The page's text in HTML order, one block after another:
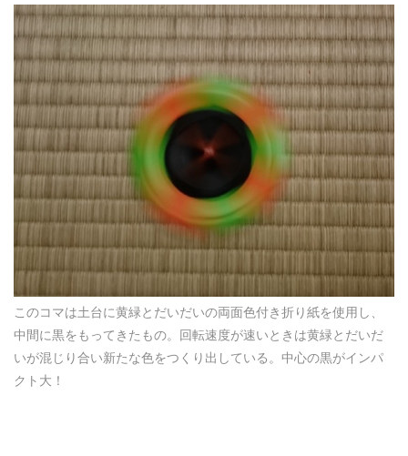
このコマは土台に黄緑とだいだいの両面色付き折り紙を使用し、
中間に黒をもってきたもの。回転速度が速いときは黄緑とだいだ
いが混じり合い新たな色をつくり出している。中心の黒がインパ
クト大！